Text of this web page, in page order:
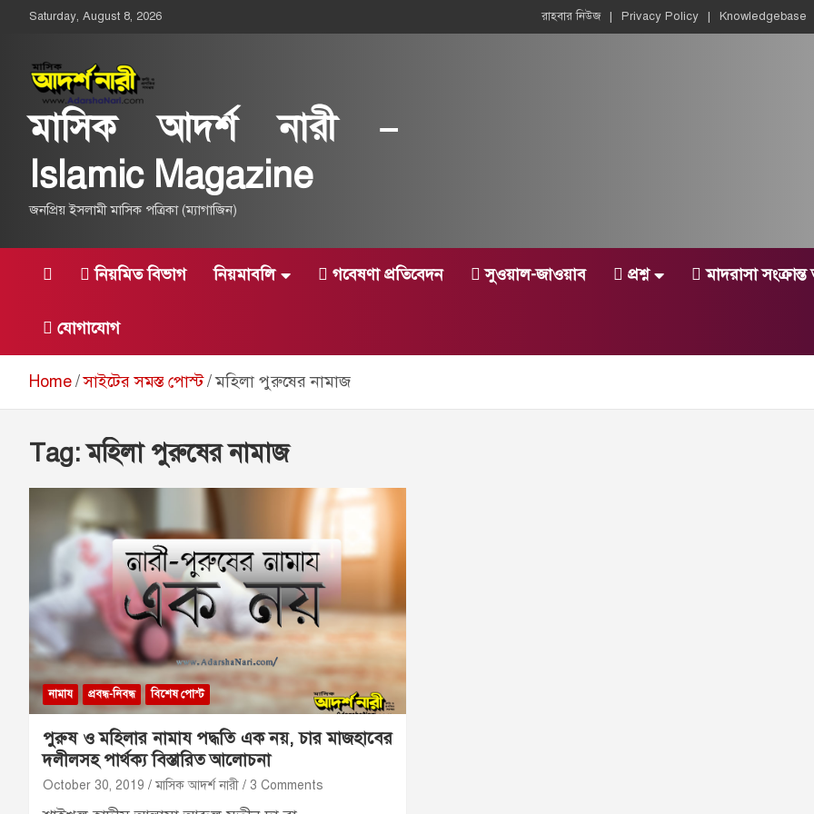
Skip
content
Saturday, August 8, 2026 রাহবার নিউজ Privacy Policy Knowledgebase
মাসিক আদর্শ নারী –
Islamic Magazine
জনপ্রিয় ইসলামী মাসিক পত্রিকা (ম্যাগাজিন)
নিয়মিত বিভাগ নিয়মাবলি গবেষণা প্রতিবেদন সুওয়াল-জাওয়াব প্রশ্ন মাদরাসা
যোগাযোগ
Home সাইটের সমস্ত পোস্ট মহিলা পুরুষের নামাজ
Tag:মহিলা পুরুষের নামাজ
নামায প্রবন্ধ-নিবন্ধ বিশেষ পোস্ট
পুরুষ ও মহিলার নামায পদ্ধতি এক নয়, চার মাজহাবের
দলীলসহ পার্থক্য বিস্তারিত আলোচনা
October 30, 2019 মাসিক আদর্শ নারী 3 Comments